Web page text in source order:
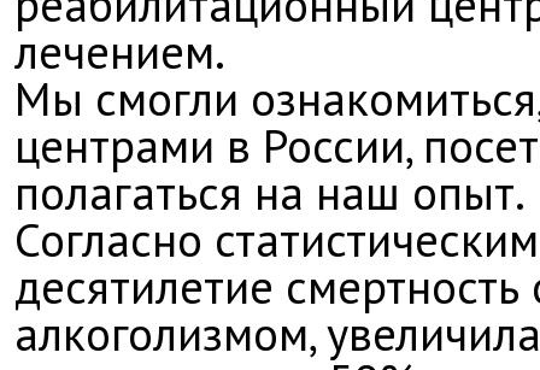
лечением.
Мы смогли
центрами в России,
полагаться на наш опыт.
Согласно
десятилетие
алкоголизмом,